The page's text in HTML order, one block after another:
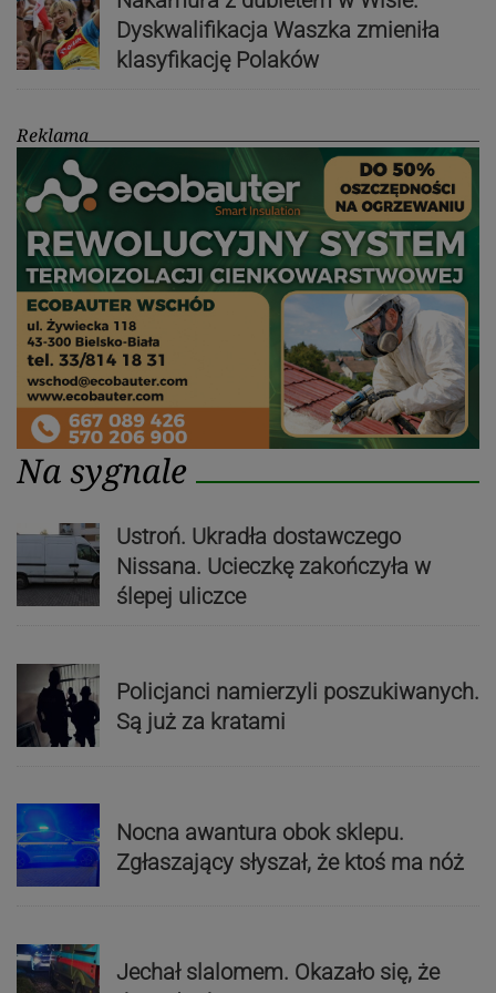
Dyskwalifikacja Waszka zmieniła
klasyfikację Polaków
Reklama
Na sygnale
Ustroń. Ukradła dostawczego
Nissana. Ucieczkę zakończyła w
ślepej uliczce
Policjanci namierzyli poszukiwanych.
Są już za kratami
Nocna awantura obok sklepu.
Zgłaszający słyszał, że ktoś ma nóż
Jechał slalomem. Okazało się, że